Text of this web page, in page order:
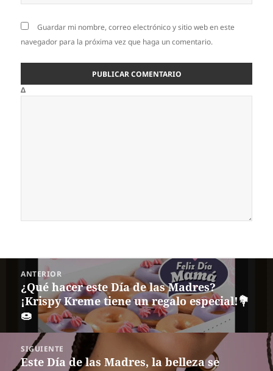
Guardar mi nombre, correo electrónico y sitio web en este
navegador para la próxima vez que haga un comentario.
Δ
Navegación
entradas
ANTERIOR
Entrada
anterior:
¿Qué hacer este Día de las Madres?
¡Krispy Kreme tiene un regalo especial!💐
🍩
SIGUIENTE
Siguiente
Este Día de las Madres, la belleza se